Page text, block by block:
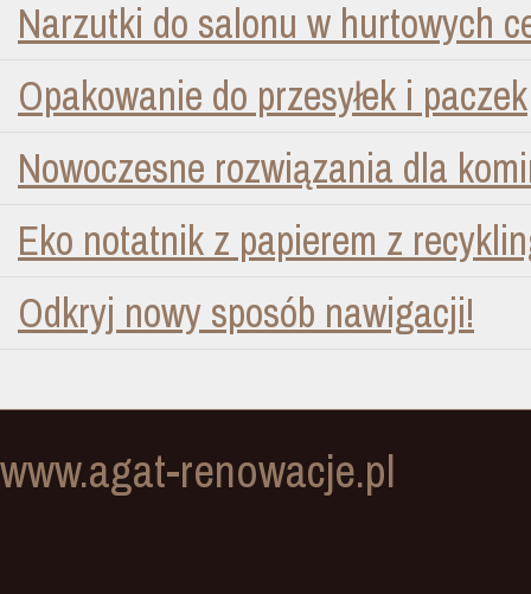
Narzutki do salonu w hurtowych
Opakowanie do przesyłek i paczek
Nowoczesne rozwiązania dla
Eko notatnik z papierem z
Odkryj nowy sposób nawigacji!
www.agat-renowacje.pl